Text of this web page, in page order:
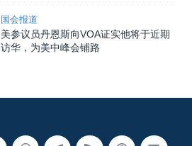
国会报道
美参议员丹恩斯向VOA证实他将于近期
访华，为美中峰会铺路